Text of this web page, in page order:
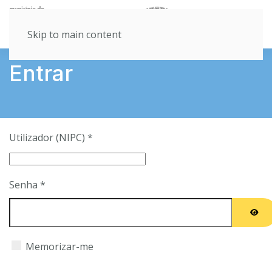
Skip to main content
Entrar
Utilizador (NIPC) *
Senha *
Memorizar-me